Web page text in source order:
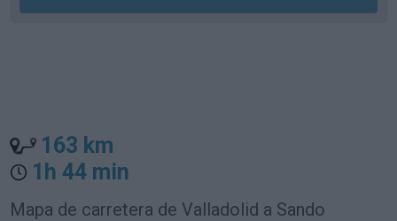
163 km
1h 44 min
Mapa de carretera de Valladolid a Sando